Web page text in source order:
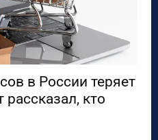
в России теряет
рассказал, кто